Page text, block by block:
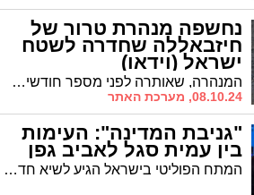
נחשפה מנהרת טרור של
חיזבאללה שחדרה לשטח
ישראל (וידאו)
המנהרה, שאותרה לפני מספר חודשים, חצתה את הגבול מאזור מרווחין בלבנון וחדרה כ-10 מטרים לתוך שטח ישראל בסמוך למושב זרעית. צוותים מיוחדים של צה"ל סרקו את המנהרה ומצאו בה אמצעי לחימה, ציוד חבלה וטילי נ"ט
08.10.24, מערכת האתר
"גניבת המדינה": העימות
בין עמית סגל לאביב גפן
המתח הפוליטי בישראל הגיע לשיא חדש כאשר הפרשן הפוליטי עמית סגל הגיב בחריפות לשורה משירו החדש של אביב גפן. הוויכוח התעורר בעקבות הופעתו של גפן בטקס זיכרון בפארק הירקון, שם שר את השורה "גנבו לנו את המדינה".